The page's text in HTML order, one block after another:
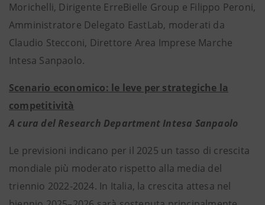
Morichelli, Dirigente ErreBielle Group e Filippo Peroni,
Amministratore Delegato EastLab, moderati da
Claudio Stecconi, Direttore Area Imprese Marche
Intesa Sanpaolo.
Scenario economico: le leve per strategiche la
competitività
A cura del Research Department Intesa Sanpaolo
Le previsioni indicano per il 2025 un tasso di crescita
mondiale più moderato rispetto alla media del
triennio 2022-2024. In Italia, la crescita attesa nel